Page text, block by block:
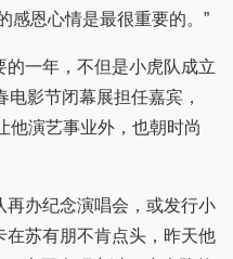
感恩心情是最很重要的。”
一年，不但是小虎队成立
影节闭幕展担任嘉宾，
他演艺事业外，也朝时尚
办纪念演唱会，或发行小
在苏有朋不肯点头，昨天他